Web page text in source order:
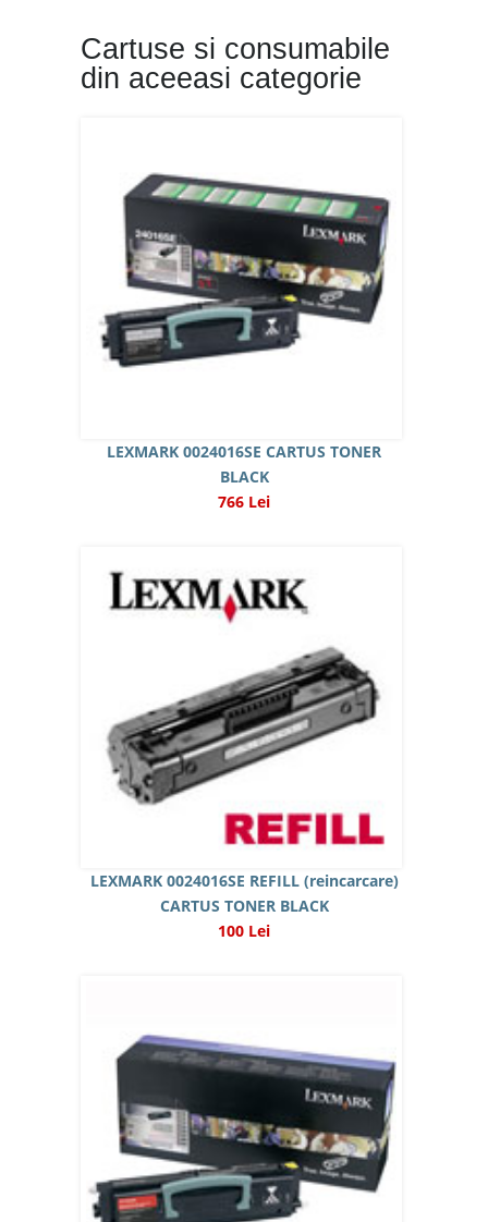
Cartuse si consumabile
din aceeasi categorie
LEXMARK 0024016SE CARTUS TONER
BLACK
766 Lei
LEXMARK 0024016SE REFILL (reincarcare)
CARTUS TONER BLACK
100 Lei